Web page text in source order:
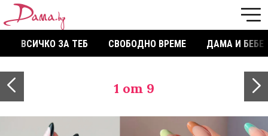
ВСИЧКО ЗА ТЕБ СВОБОДНО ВРЕМЕ ДАМА И БЕБЕ
1 от 9